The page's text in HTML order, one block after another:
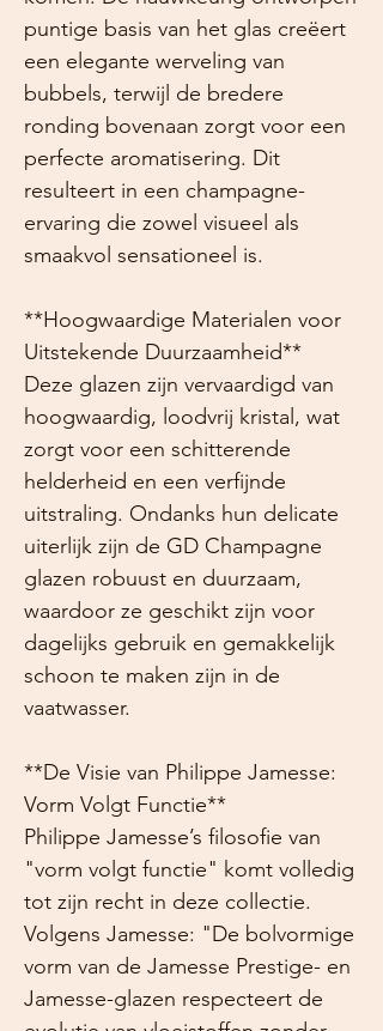
puntige basis van het glas creëert
een elegante werveling van
bubbels, terwijl de bredere
ronding bovenaan zorgt voor een
perfecte aromatisering. Dit
resulteert in een champagne-
ervaring die zowel visueel als
smaakvol sensationeel is.
**Hoogwaardige Materialen voor
Uitstekende Duurzaamheid**
Deze glazen zijn vervaardigd van
hoogwaardig, loodvrij kristal, wat
zorgt voor een schitterende
helderheid en een verfijnde
uitstraling. Ondanks hun delicate
uiterlijk zijn de GD Champagne
glazen robuust en duurzaam,
waardoor ze geschikt zijn voor
dagelijks gebruik en gemakkelijk
schoon te maken zijn in de
vaatwasser.
**De Visie van Philippe Jamesse:
Vorm Volgt Functie**
Philippe Jamesse’s filosofie van
"vorm volgt functie" komt volledig
tot zijn recht in deze collectie.
Volgens Jamesse: "De bolvormige
vorm van de Jamesse Prestige- en
Jamesse-glazen respecteert de